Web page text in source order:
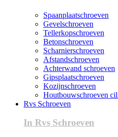
Spaanplaatschroeven
Gevelschroeven
Tellerkopschroeven
Betonschroeven
Scharnierschroeven
Afstandschroeven
Achterwand schroeven
Gipsplaatschroeven
Kozijnschroeven
Houtbouwschroeven
Rvs Schroeven
In Rvs Schroeven